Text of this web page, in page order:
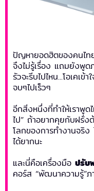
ปัญหายอดฮิตของคนไ
จึงไม่รู้เรื่อง แถมยังพูด
รัวจะรีบไปไหน...โอเคเ
จบๆไปเร็วๆ
อีกสิ่งหนึ่งที่ทำให้เราพูด
ไป” ถ้าอยากคุยกับฝรั่ง
โลกของการทำงานจริง
ได้ยากนะ
และนี่คือเครื่องมือ ปรับ
คอร์ส “พัฒนาความรู้”